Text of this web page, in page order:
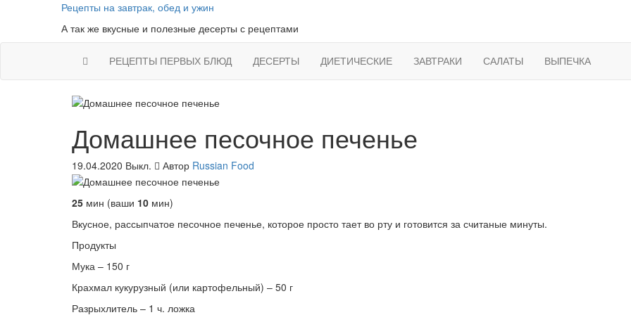
Рецепты на завтрак, обед и ужин
А так же вкусные и полезные десерты с рецептами
РЕЦЕПТЫ ПЕРВЫХ БЛЮД ДЕСЕРТЫ ДИЕТИЧЕСКИЕ ЗАВТРАКИ САЛАТЫ ВЫПЕЧКА
Домашнее песочное печенье
19.04.2020 Выкл. Автор Russian Food
25 мин (ваши 10 мин)
Вкусное, рассыпчатое песочное печенье, которое просто тает во рту и готовится за считаные минуты.
Продукты
Мука – 150 г
Крахмал кукурузный (или картофельный) – 50 г
Разрыхлитель – 1 ч. ложка